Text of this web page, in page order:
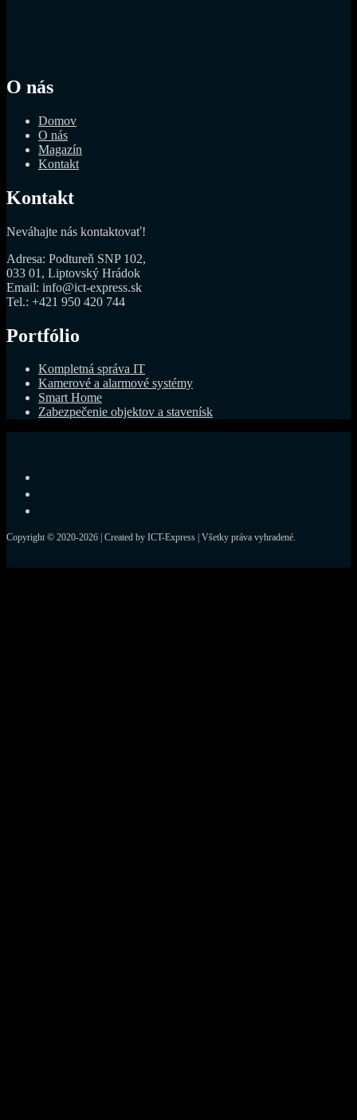
O nás
Domov
O nás
Magazín
Kontakt
Kontakt
Neváhajte nás kontaktovať!
Adresa: Podtureň SNP 102,
033 01, Liptovský Hrádok
Email: info@ict-express.sk
Tel.: +421 950 420 744
Portfólio
Kompletná správa IT
Kamerové a alarmové systémy
Smart Home
Zabezpečenie objektov a stavenísk
Copyright © 2020-2026 | Created by ICT-Express | Všetky práva vyhradené.